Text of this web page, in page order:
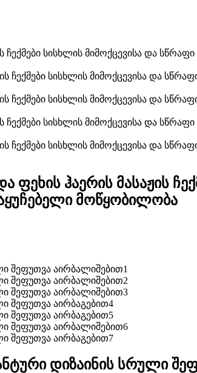
ფეხის ჰაერის მასაჟის
მოწყობილობა
დიზაინის სრული